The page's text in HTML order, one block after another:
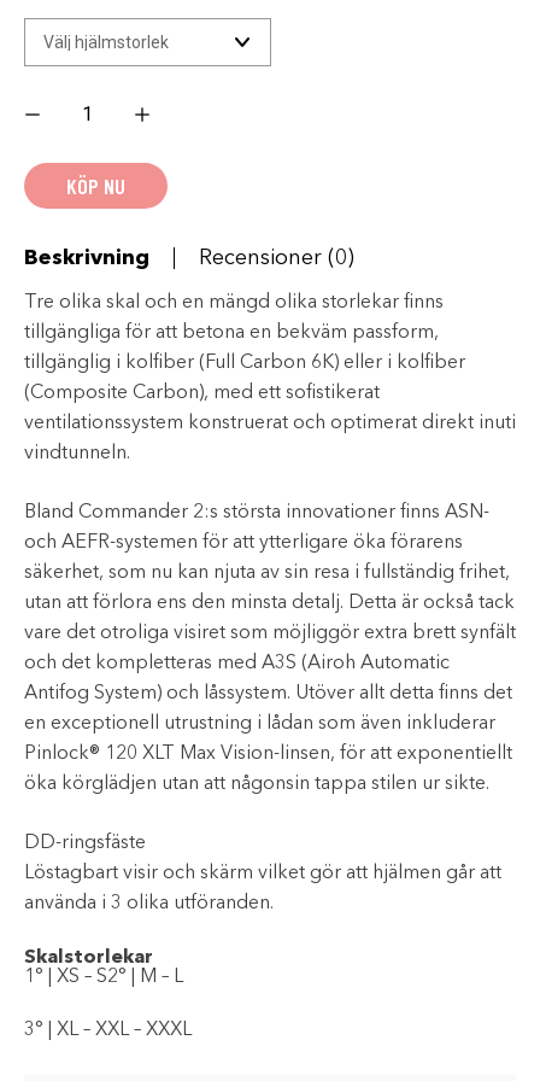
Commander
VIT
mängd
KÖP NU
Beskrivning Recensioner (0)
Tre olika skal och en mängd olika storlekar finns
tillgängliga för att betona en bekväm passform,
tillgänglig i kolfiber (Full Carbon 6K) eller i kolfiber
(Composite Carbon), med ett sofistikerat
ventilationssystem konstruerat och optimerat direkt inuti
vindtunneln.
Bland Commander 2:s största innovationer finns ASN-
och AEFR-systemen för att ytterligare öka förarens
säkerhet, som nu kan njuta av sin resa i fullständig frihet,
utan att förlora ens den minsta detalj. Detta är också tack
vare det otroliga visiret som möjliggör extra brett synfält
och det kompletteras med A3S (Airoh Automatic
Antifog System) och låssystem. Utöver allt detta finns det
en exceptionell utrustning i lådan som även inkluderar
Pinlock® 120 XLT Max Vision-linsen, för att exponentiellt
öka körglädjen utan att någonsin tappa stilen ur sikte.
DD-ringsfäste
Löstagbart visir och skärm vilket gör att hjälmen går att
använda i 3 olika utföranden.
Skalstorlekar
1° | XS – S2° | M – L
3° | XL – XXL – XXXL